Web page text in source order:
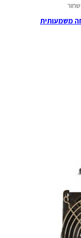
שחור
משמעותית